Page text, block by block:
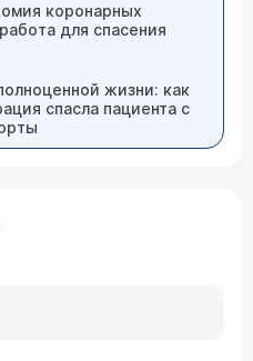
коронарных
для спасения
жизни: как
спасла пациента с